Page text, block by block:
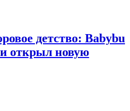
детство: Babybu
открыл новую